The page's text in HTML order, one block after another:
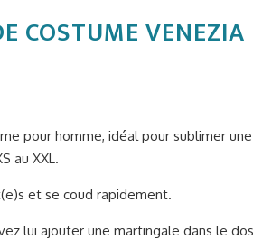
COSTUME VENEZIA
pour homme, idéal pour sublimer
au XXL.
et se coud rapidement.
lui ajouter une martingale dans le